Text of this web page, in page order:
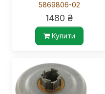
5869806-02
1480 ₴
Купити